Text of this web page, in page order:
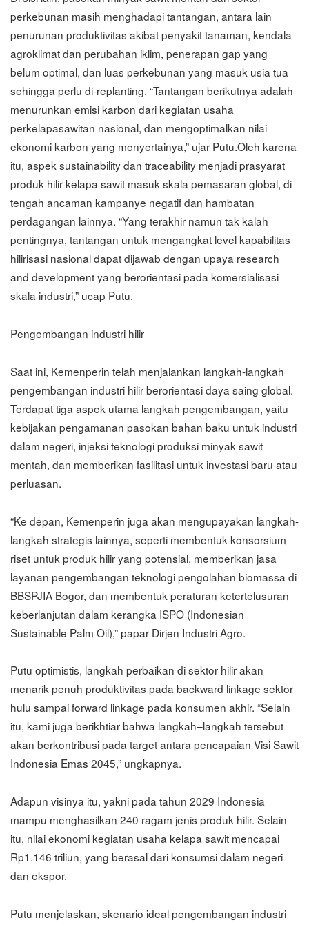
perkebunan masih menghadapi tantangan, antara lain
penurunan produktivitas akibat penyakit tanaman, kendala
agroklimat dan perubahan iklim, penerapan gap yang
belum optimal, dan luas perkebunan yang masuk usia tua
sehingga perlu di-replanting. “Tantangan berikutnya adalah
menurunkan emisi karbon dari kegiatan usaha
perkelapasawitan nasional, dan mengoptimalkan nilai
ekonomi karbon yang menyertainya,” ujar Putu.Oleh karena
itu, aspek sustainability dan traceability menjadi prasyarat
produk hilir kelapa sawit masuk skala pemasaran global, di
tengah ancaman kampanye negatif dan hambatan
perdagangan lainnya. “Yang terakhir namun tak kalah
pentingnya, tantangan untuk mengangkat level kapabilitas
hilirisasi nasional dapat dijawab dengan upaya research
and development yang berorientasi pada komersialisasi
skala industri,” ucap Putu.
Pengembangan industri hilir
Saat ini, Kemenperin telah menjalankan langkah-langkah
pengembangan industri hilir berorientasi daya saing global.
Terdapat tiga aspek utama langkah pengembangan, yaitu
kebijakan pengamanan pasokan bahan baku untuk industri
dalam negeri, injeksi teknologi produksi minyak sawit
mentah, dan memberikan fasilitasi untuk investasi baru atau
perluasan.
“Ke depan, Kemenperin juga akan mengupayakan langkah-
langkah strategis lainnya, seperti membentuk konsorsium
riset untuk produk hilir yang potensial, memberikan jasa
layanan pengembangan teknologi pengolahan biomassa di
BBSPJIA Bogor, dan membentuk peraturan ketertelusuran
keberlanjutan dalam kerangka ISPO (Indonesian
Sustainable Palm Oil),” papar Dirjen Industri Agro.
Putu optimistis, langkah perbaikan di sektor hilir akan
menarik penuh produktivitas pada backward linkage sektor
hulu sampai forward linkage pada konsumen akhir. “Selain
itu, kami juga berikhtiar bahwa langkah–langkah tersebut
akan berkontribusi pada target antara pencapaian Visi Sawit
Indonesia Emas 2045,” ungkapnya.
Adapun visinya itu, yakni pada tahun 2029 Indonesia
mampu menghasilkan 240 ragam jenis produk hilir. Selain
itu, nilai ekonomi kegiatan usaha kelapa sawit mencapai
Rp1.146 triliun, yang berasal dari konsumsi dalam negeri
dan ekspor.
Putu menjelaskan, skenario ideal pengembangan industri